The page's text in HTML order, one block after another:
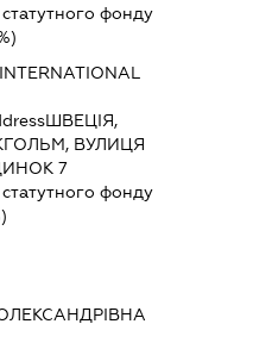
фонду
ШВЕЦІЯ,
ВУЛИЦЯ
7
фонду